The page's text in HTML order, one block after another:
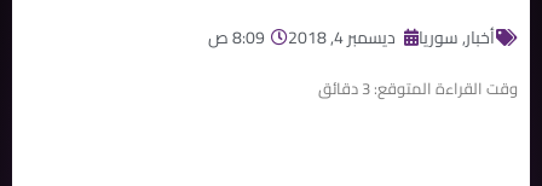
أخبار,سوريا ديسمبر 4, 2018 8:09 ص
وقت القراءة المتوقع:3دقائق